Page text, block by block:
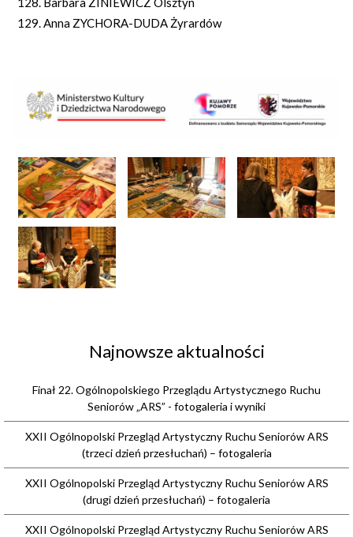
Anna ZYCHORA-DUDA Żyrardów
Najnowsze aktualności
Finał 22. Ogólnopolskiego Przeglądu Artystycznego Ruchu
Seniorów „ARS” - fotogaleria i wyniki
XXII Ogólnopolski Przegląd Artystyczny Ruchu Seniorów ARS
(trzeci dzień przesłuchań) – fotogaleria
XXII Ogólnopolski Przegląd Artystyczny Ruchu Seniorów ARS
(drugi dzień przesłuchań) – fotogaleria
XXII Ogólnopolski Przegląd Artystyczny Ruchu Seniorów ARS